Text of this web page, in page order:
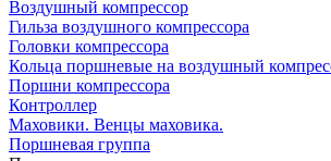
Воздушный компрессор
Гильза воздушного компрессора
Головки компрессора
Кольца поршневые на воздушный
Поршни компрессора
Контроллер
Маховики. Венцы маховика.
Поршневая группа